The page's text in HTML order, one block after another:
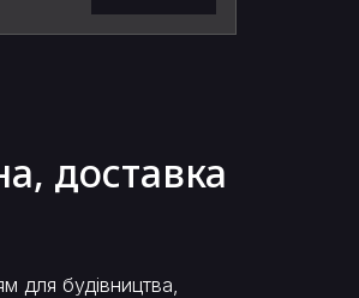
доставка
для будівництва,